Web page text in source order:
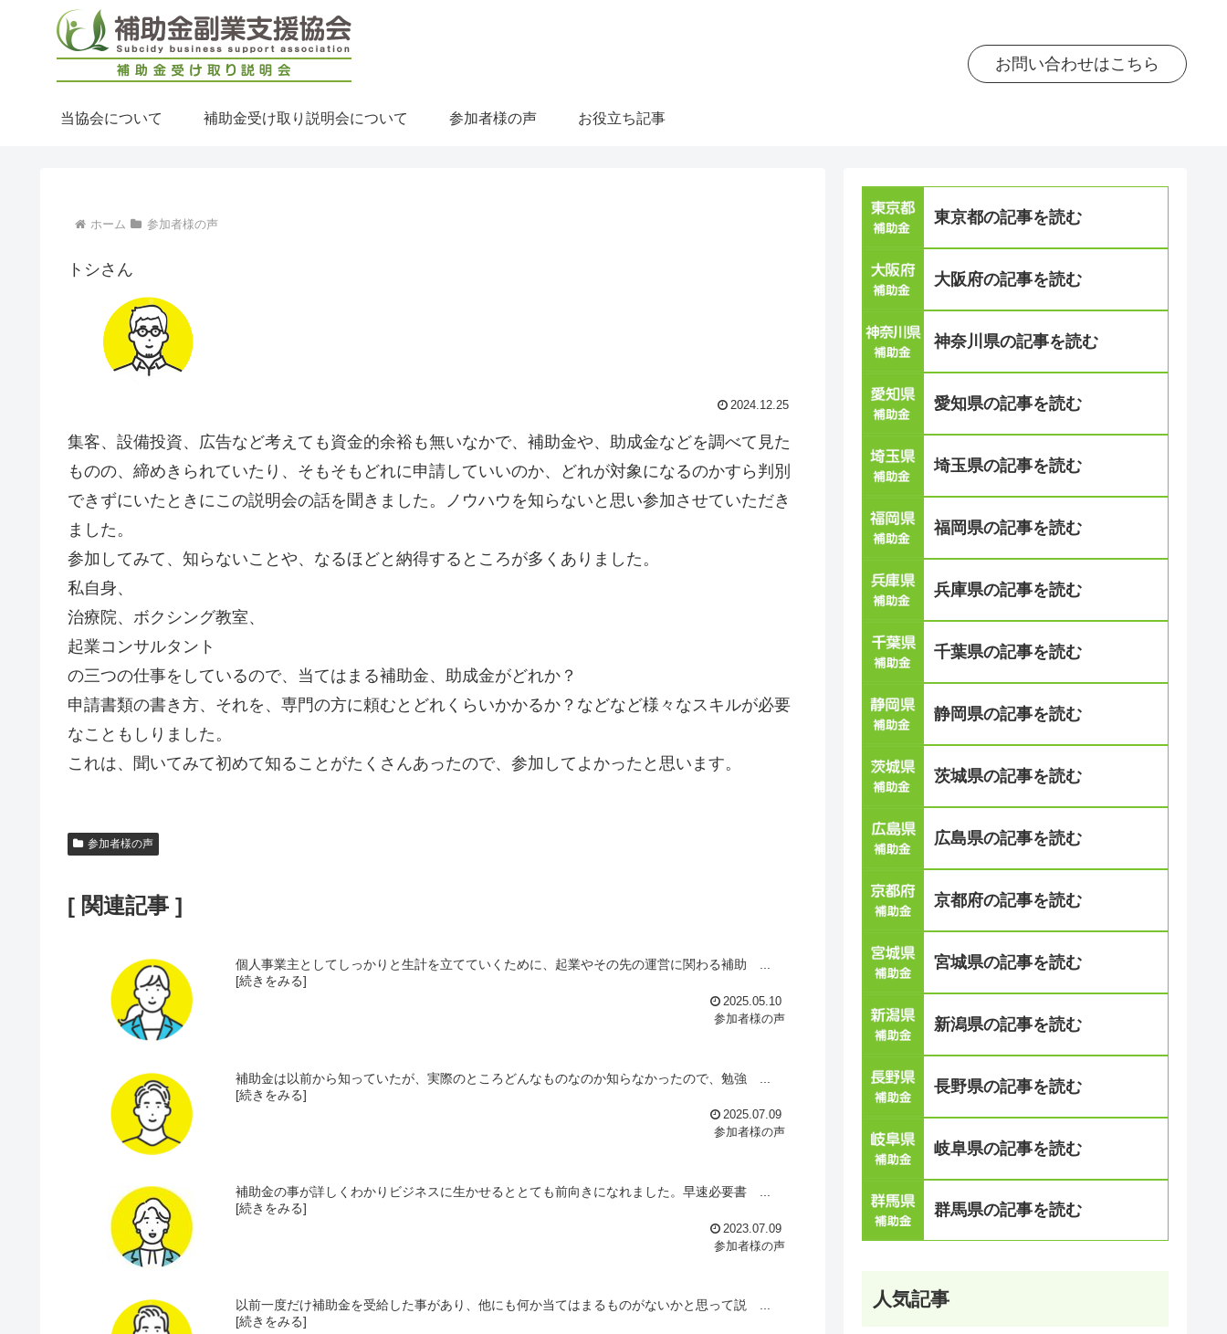
お問い合わせはこちら
当協会について 補助金受け取り説明会について 参加者様の声 お役立ち記事
ホーム 参加者様の声
トシさん
2024.12.25
集客、設備投資、広告など考えても資金的余裕も無いなかで、補助金や、助成金などを調べて見た
ものの、締めきられていたり、そもそもどれに申請していいのか、どれが対象になるのかすら判別
できずにいたときにこの説明会の話を聞きました。ノウハウを知らないと思い参加させていただき
ました。
参加してみて、知らないことや、なるほどと納得するところが多くありました。
私自身、
治療院、ボクシング教室、
起業コンサルタント
の三つの仕事をしているので、当てはまる補助金、助成金がどれか？
申請書類の書き方、それを、専門の方に頼むとどれくらいかかるか？などなど様々なスキルが必要
なこともしりました。
これは、聞いてみて初めて知ることがたくさんあったので、参加してよかったと思います。
参加者様の声
[ 関連記事 ]
個人事業主としてしっかりと生計を立てていくために、起業やその先の運営に関わる補助 ...
[続きをみる]
2025.05.10
参加者様の声
補助金は以前から知っていたが、実際のところどんなものなのか知らなかったので、勉強 ...
[続きをみる]
2025.07.09
参加者様の声
補助金の事が詳しくわかりビジネスに生かせるととても前向きになれました。早速必要書 ...
[続きをみる]
2023.07.09
参加者様の声
以前一度だけ補助金を受給した事があり、他にも何か当てはまるものがないかと思って説 ...
[続きをみる]
東京都の記事を読む
大阪府の記事を読む
神奈川県の記事を読む
愛知県の記事を読む
埼玉県の記事を読む
福岡県の記事を読む
兵庫県の記事を読む
千葉県の記事を読む
静岡県の記事を読む
茨城県の記事を読む
広島県の記事を読む
京都府の記事を読む
宮城県の記事を読む
新潟県の記事を読む
長野県の記事を読む
岐阜県の記事を読む
群馬県の記事を読む
人気記事